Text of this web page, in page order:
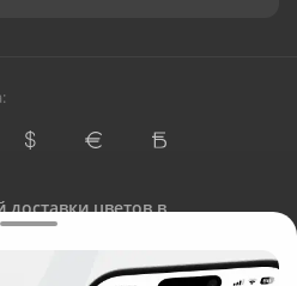
цветов в